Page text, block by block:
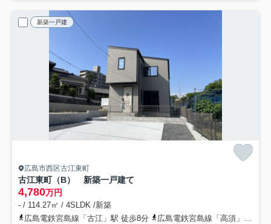
新築一戸建
広島市西区古江東町
古江東町（B） 新築一戸建て
4,780万円
- / 114.27㎡ / 4SLDK /新築
広島電鉄宮島線「古江」駅 徒歩8分
広島電鉄宮島線「高須」駅 徒歩12分